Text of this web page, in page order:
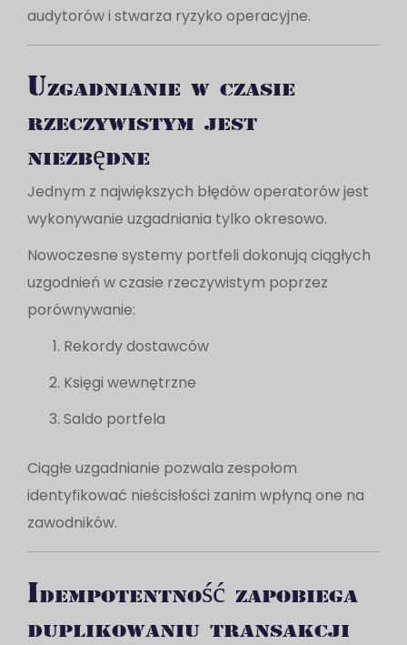
audytorów i stwarza ryzyko operacyjne.
Uzgadnianie w czasie
rzeczywistym jest
niezbędne
Jednym z największych błędów operatorów jest
wykonywanie uzgadniania tylko okresowo.
Nowoczesne systemy portfeli dokonują ciągłych
uzgodnień w czasie rzeczywistym poprzez
porównywanie:
Rekordy dostawców
Księgi wewnętrzne
Saldo portfela
Ciągłe uzgadnianie pozwala zespołom
identyfikować nieścisłości zanim wpłyną one na
zawodników.
Idempotentność zapobiega
duplikowaniu transakcji